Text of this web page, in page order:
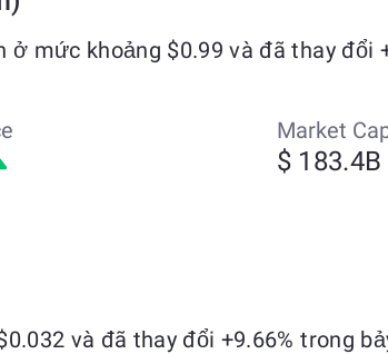
mức khoảng $0.99 và đã thay đổi
Market
$ 183.4B
và đã thay đổi +9.66% trong